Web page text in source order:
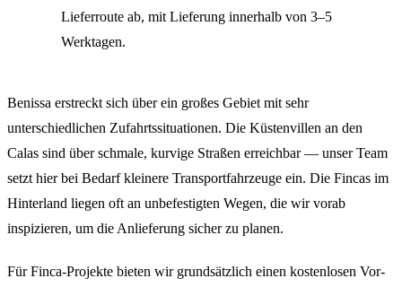
Lieferroute ab, mit Lieferung innerhalb von 3–5
Werktagen.
Benissa erstreckt sich über ein großes Gebiet mit sehr
unterschiedlichen Zufahrtssituationen. Die Küstenvillen an den
Calas sind über schmale, kurvige Straßen erreichbar — unser Team
setzt hier bei Bedarf kleinere Transportfahrzeuge ein. Die Fincas im
Hinterland liegen oft an unbefestigten Wegen, die wir vorab
inspizieren, um die Anlieferung sicher zu planen.
Für Finca-Projekte bieten wir grundsätzlich einen kostenlosen Vor-